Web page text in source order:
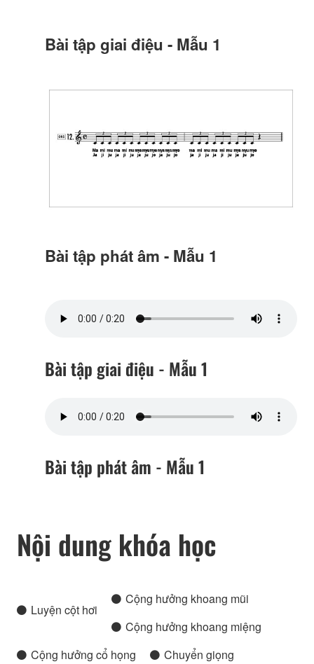
Bài tập giai điệu - Mẫu 1
Bài tập phát âm - Mẫu 1
Bài tập giai điệu - Mẫu 1
Bài tập phát âm - Mẫu 1
Nội dung khóa học
Luyện cột hơi
Cộng hưởng khoang mũi
Cộng hưởng khoang miệng
Cộng hưởng cổ họng
Chuyển giọng